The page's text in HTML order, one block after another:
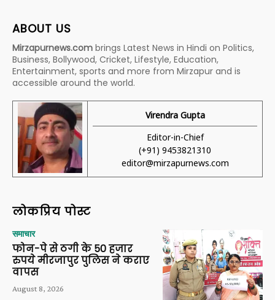
ABOUT US
Mirzapurnews.com brings Latest News in Hindi on Politics,
Business, Bollywood, Cricket, Lifestyle, Education,
Entertainment, sports and more from Mirzapur and is
accessible around the world.
Virendra Gupta
Editor-in-Chief
(+91) 9453821310
editor@mirzapurnews.com
लोकप्रिय पोस्ट
समाचार
फोन-पे से ठगी के 50 हजार
रुपये मीरजापुर पुलिस ने कराए
वापस
August 8, 2026